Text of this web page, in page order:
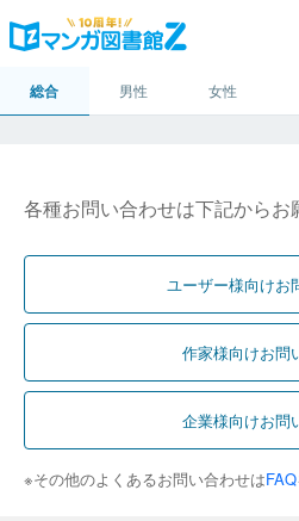
総合 男性 女性
各種お問い合わせは下記からお
ユーザー様向けお
作家様向けお問
企業様向けお問
※その他のよくあるお問い合わせはFAQ